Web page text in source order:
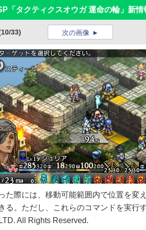
「タクティクスオウガ 運命の輪」新情
33) 次の画像
た際には、移動可能範囲内で位置を変
る。ただし、これらのコマンドを実行
All Rights Reserved.